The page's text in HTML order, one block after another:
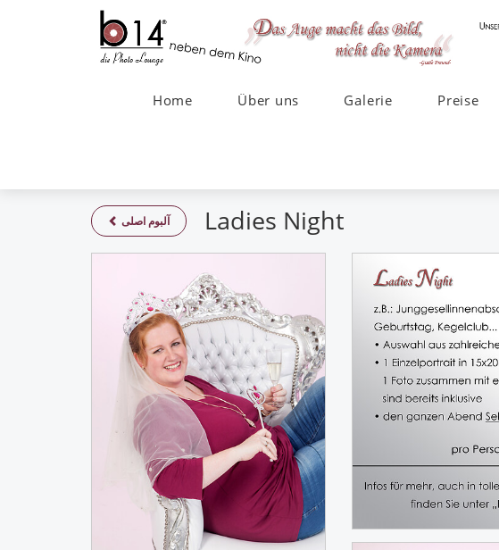
Home Über uns Galerie Preise
آلبوم اصلی Ladies Night